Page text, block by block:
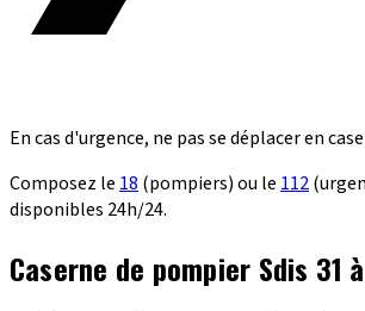
En cas d'urgence, ne pas se déplacer en
Composez le 18 (pompiers) ou le 112
disponibles 24h/24.
Caserne de pompier Sdis 31